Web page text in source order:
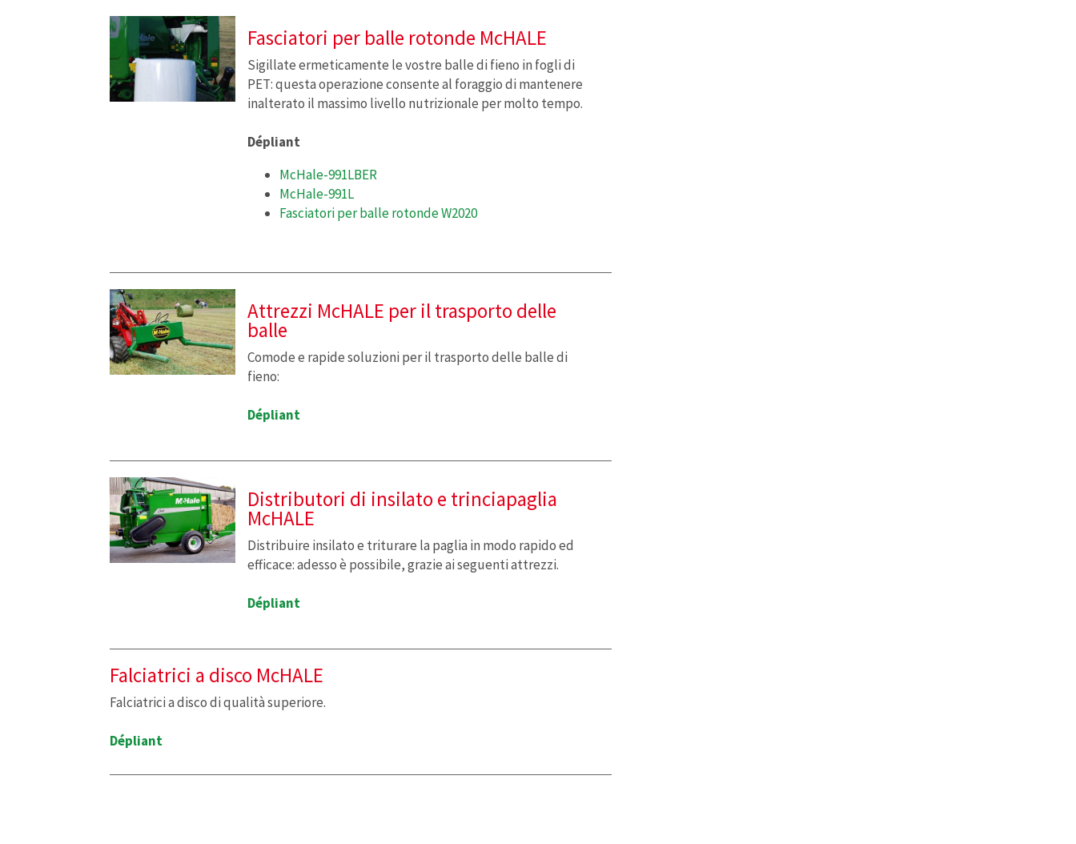
Fasciatori per balle rotonde McHALE
Sigillate ermeticamente le vostre balle di fieno in fogli di
PET: questa operazione consente al foraggio di mantenere
inalterato il massimo livello nutrizionale per molto tempo.
Dépliant
McHale-991LBER
McHale-991L
Fasciatori per balle rotonde W2020
Attrezzi McHALE per il trasporto delle
balle
Comode e rapide soluzioni per il trasporto delle balle di
fieno:
Dépliant
Distributori di insilato e trinciapaglia
McHALE
Distribuire insilato e triturare la paglia in modo rapido ed
efficace: adesso è possibile, grazie ai seguenti attrezzi.
Dépliant
Falciatrici a disco McHALE
Falciatrici a disco di qualità superiore.
Dépliant